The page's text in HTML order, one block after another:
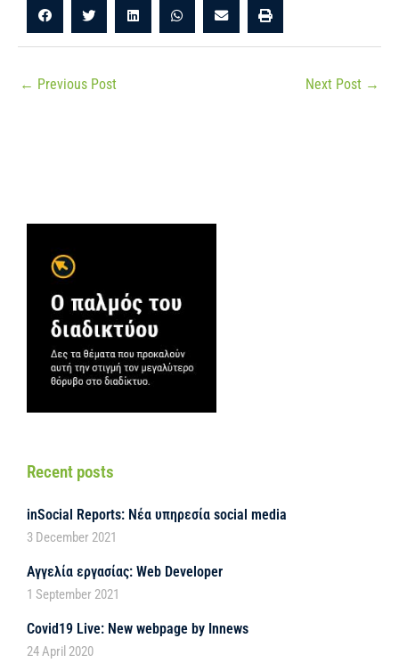
← Previous Post Next Post →
Recent posts
inSocial Reports: Νέα υπηρεσία social media
3 December 2021
Αγγελία εργασίας: Web Developer
1 September 2021
Covid19 Live: New webpage by Innews
24 April 2020